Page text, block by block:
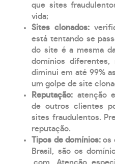
que sites
vida;
Sites clonados:
está tentando se
do site é a mesma
domínios diferentes,
diminui em até 99%
um golpe de site
Reputação: atenção
de outros clientes
sites fraudulentos.
reputação.
Tipos de domínios:os
Brasil, são os